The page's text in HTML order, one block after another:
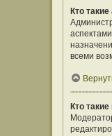
Кто
всеми
Кто